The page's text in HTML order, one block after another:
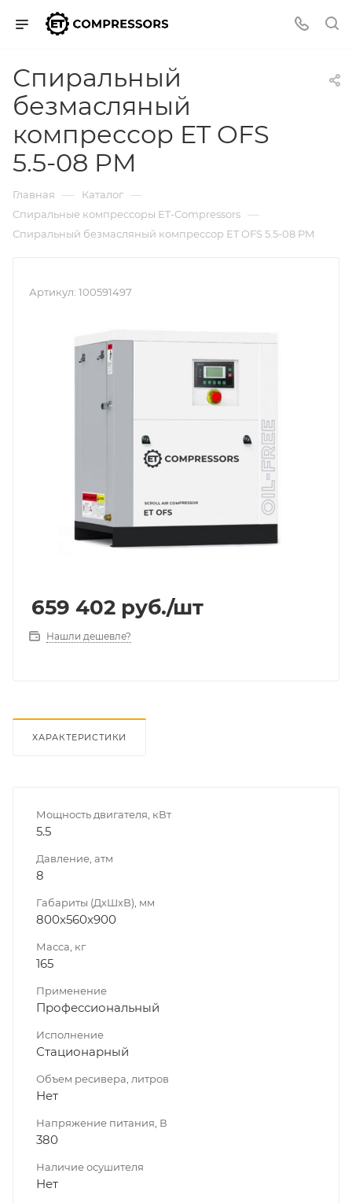
Спиральный
безмасляный
компрессор ET OFS
5.5-08 PM
Главная — Каталог —
Спиральные компрессоры ET-Compressors —
Спиральный безмасляный компрессор ET OFS 5.5-08 PM
Артикул: 100591497
659 402 руб./шт
Нашли дешевле?
ХАРАКТЕРИСТИКИ
Мощность двигателя, кВт
5.5
Давление, атм
8
Габариты (ДхШхВ), мм
800x560x900
Масса, кг
165
Применение
Профессиональный
Исполнение
Стационарный
Объем ресивера, литров
Нет
Напряжение питания, В
380
Наличие осушителя
Нет